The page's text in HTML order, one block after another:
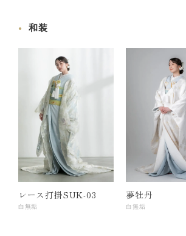
和装
レース打掛SUK-03
白無垢
夢牡丹
白無垢